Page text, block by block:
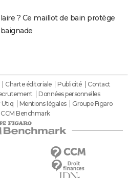
? Ce maillot de bain protège
Charte éditoriale Publicité
Contact
Données personnelles
Utiq Mentions légales
Groupe Figaro
Benchmark